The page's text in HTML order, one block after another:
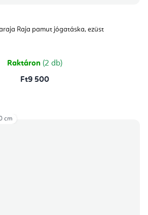
Raja pamut jógatáska, ezüst
Raktáron (2 db)
Ft9 500
cm